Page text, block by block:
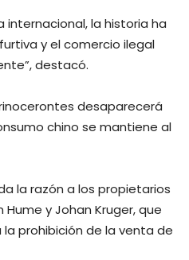
internacional, la historia ha
y el comercio ilegal
destacó.
desaparecerá
chino se mantiene al
la razón a los propietarios
y Johan Kruger, que
prohibición de la venta de